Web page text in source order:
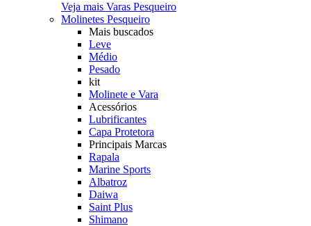
Veja mais Varas Pesqueiro
Molinetes Pesqueiro
Mais buscados
Leve
Médio
Pesado
kit
Molinete e Vara
Acessórios
Lubrificantes
Capa Protetora
Principais Marcas
Rapala
Marine Sports
Albatroz
Daiwa
Saint Plus
Shimano